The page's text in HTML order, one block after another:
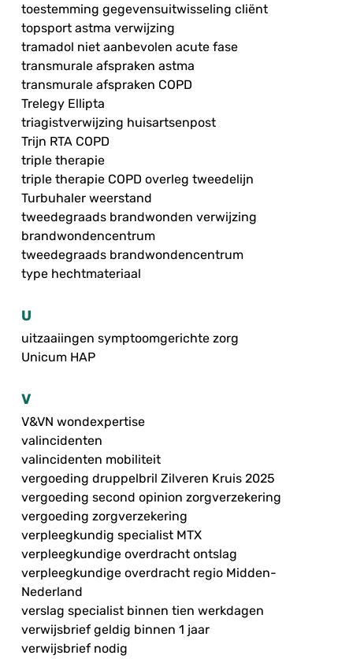
toestemming gegevensuitwisseling cliënt
topsport astma verwijzing
tramadol niet aanbevolen acute fase
transmurale afspraken astma
transmurale afspraken COPD
Trelegy Ellipta
triagistverwijzing huisartsenpost
Trijn RTA COPD
triple therapie
triple therapie COPD overleg tweedelijn
Turbuhaler weerstand
tweedegraads brandwonden verwijzing
brandwondencentrum
tweedegraads brandwondencentrum
type hechtmateriaal
U
uitzaaiingen symptoomgerichte zorg
Unicum HAP
V
V&VN wondexpertise
valincidenten
valincidenten mobiliteit
vergoeding druppelbril Zilveren Kruis 2025
vergoeding second opinion zorgverzekering
vergoeding zorgverzekering
verpleegkundig specialist MTX
verpleegkundige overdracht ontslag
verpleegkundige overdracht regio Midden-
Nederland
verslag specialist binnen tien werkdagen
verwijsbrief geldig binnen 1 jaar
verwijsbrief nodig